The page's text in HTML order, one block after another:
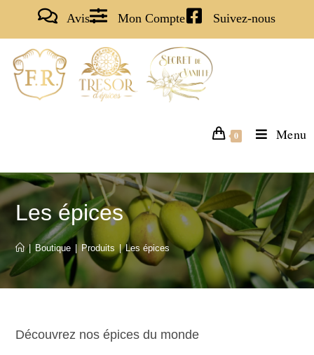
Avis Mon Compte Suivez-nous
0 Menu
Les épices
| Boutique Produits | Les épices
Découvrez nos épices du monde